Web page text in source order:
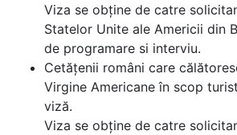
Viza se obține de catre
Statelor Unite ale Americii din
de programare si interviu.
Cetăţenii români care
Virgine Americane în scop
viză.
Viza se obține de catre